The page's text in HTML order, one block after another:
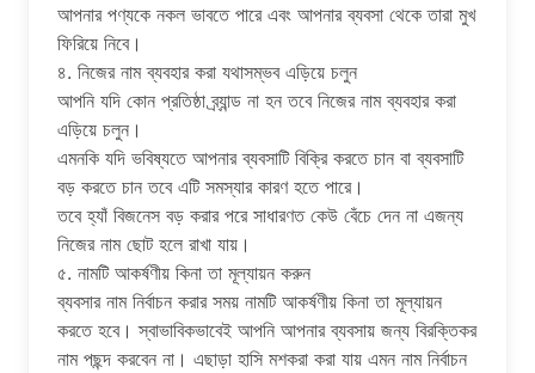
আপনার পণ্যকে নকল ভাবতে পারে এবং আপনার ব্যবসা থেকে তারা মুখ
ফিরিয়ে নিবে।
৪. নিজের নাম ব্যবহার করা যথাসম্ভব এড়িয়ে চলুন
আপনি যদি কোন প্রতিষ্ঠা ব্র্যান্ড না হন তবে নিজের নাম ব্যবহার করা
এড়িয়ে চলুন।
এমনকি যদি ভবিষ্যতে আপনার ব্যবসাটি বিক্রি করতে চান বা ব্যবসাটি
বড় করতে চান তবে এটি সমস্যার কারণ হতে পারে।
তবে হ্যাঁ বিজনেস বড় করার পরে সাধারণত কেউ বেঁচে দেন না এজন্য
নিজের নাম ছোট হলে রাখা যায়।
৫. নামটি আকর্ষণীয় কিনা তা মূল্যায়ন করুন
ব্যবসার নাম নির্বাচন করার সময় নামটি আকর্ষণীয় কিনা তা মূল্যায়ন
করতে হবে। স্বাভাবিকভাবেই আপনি আপনার ব্যবসায় জন্য বিরক্তিকর
নাম পছন্দ করবেন না। এছাড়া হাসি মশকরা করা যায় এমন নাম নির্বাচন